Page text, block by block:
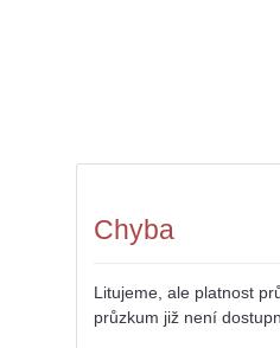
Chyba
Litujeme, ale platnost
průzkum již není